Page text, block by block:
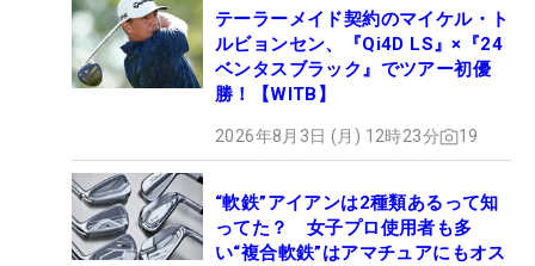
テーラーメイド契約のマイケル・ト
ルビョンセン、『Qi4D LS』×『24
ベンタスブラック』でツアー初優
勝！【WITB】
2026年8月3日 (月) 12時23分 19
“軟鉄”アイアンは2種類あるって知
ってた？ 女子プロ使用者も多
い“複合軟鉄”はアマチュアにもオス